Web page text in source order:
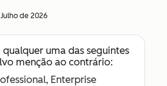
de 2026
uma das seguintes
menção ao contrário:
Enterprise